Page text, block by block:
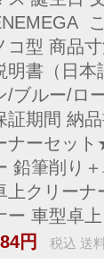
コ型 商品
明書（日
/ブルー/ロ
証期間 納
ナーセッ
鉛筆削り
上クリーナ
ー 車型卓
円
税込 送